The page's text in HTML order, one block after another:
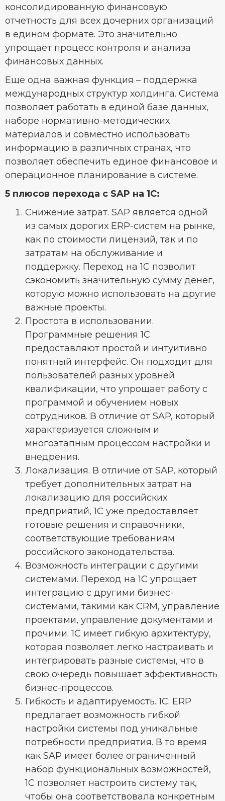
консолидированную финансовую
отчетность для всех дочерних организаций
в едином формате. Это значительно
упрощает процесс контроля и анализа
финансовых данных.
Еще одна важная функция – поддержка
международных структур холдинга. Система
позволяет работать в единой базе данных,
наборе нормативно-методических
материалов и совместно использовать
информацию в различных странах, что
позволяет обеспечить единое финансовое и
операционное планирование в системе.
5 плюсов перехода с SAP на 1С:
Снижение затрат. SAP является одной
из самых дорогих ERP-систем на рынке,
как по стоимости лицензий, так и по
затратам на обслуживание и
поддержку. Переход на 1С позволит
сэкономить значительную сумму денег,
которую можно использовать на другие
важные проекты.
Простота в использовании.
Программные решения 1С
предоставляют простой и интуитивно
понятный интерфейс. Он подходит для
пользователей разных уровней
квалификации, что упрощает работу с
программой и обучением новых
сотрудников. В отличие от SAP, который
характеризуется сложным и
многоэтапным процессом настройки и
внедрения.
Локализация. В отличие от SAP, который
требует дополнительных затрат на
локализацию для российских
предприятий, 1С уже предоставляет
готовые решения и справочники,
соответствующие требованиям
российского законодательства.
Возможность интеграции с другими
системами. Переход на 1С упрощает
интеграцию с другими бизнес-
системами, такими как CRM, управление
проектами, управление документами и
прочими. 1С имеет гибкую архитектуру,
которая позволяет легко настраивать и
интегрировать разные системы, что в
свою очередь повышает эффективность
бизнес-процессов.
Гибкость и адаптируемость. 1С: ERP
предлагает возможность гибкой
настройки системы под уникальные
потребности предприятия. В то время
как SAP имеет более ограниченный
набор функциональных возможностей,
1С позволяет настроить систему так,
чтобы она соответствовала конкретным